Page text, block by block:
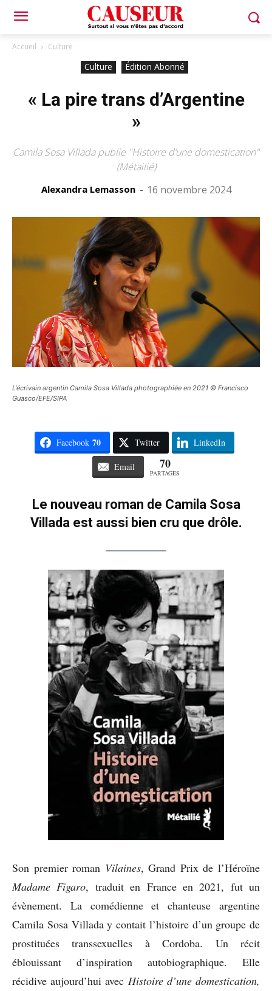
Accueil Culture
Culture Édition Abonné
« La pire trans d’Argentine
»
Camila Sosa Villada publie "Histoire d’une domestication"
(Métailié)
Alexandra Lemasson - 16 novembre 2024
L'écrivain argentin Camila Sosa Villada photographiée en 2021 © Francisco
Guasco/EFE/SIPA
Facebook 70 Twitter LinkedIn
Email 70
PARTAGES
Le nouveau roman de Camila Sosa
Villada est aussi bien cru que drôle.
Son premier roman Vilaines, Grand Prix de l’Héroïne
Madame Figaro, traduit en France en 2021, fut un
évènement. La comédienne et chanteuse argentine
Camila Sosa Villada y contait l’histoire d’un groupe de
prostituées transsexuelles à Cordoba. Un récit
éblouissant d’inspiration autobiographique. Elle
récidive aujourd’hui avec Histoire d’une domestication,